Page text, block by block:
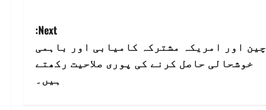
Next:
چین اور امریکہ مشترکہ کامیابی اور باہمی
خوشحالی حاصل کرنے کی پوری صلاحیت رکھتے
ہیں۔